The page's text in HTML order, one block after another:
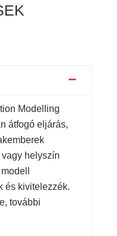
Modelling
átfogó eljárás,
helyszín
és kivitelezzék.
további